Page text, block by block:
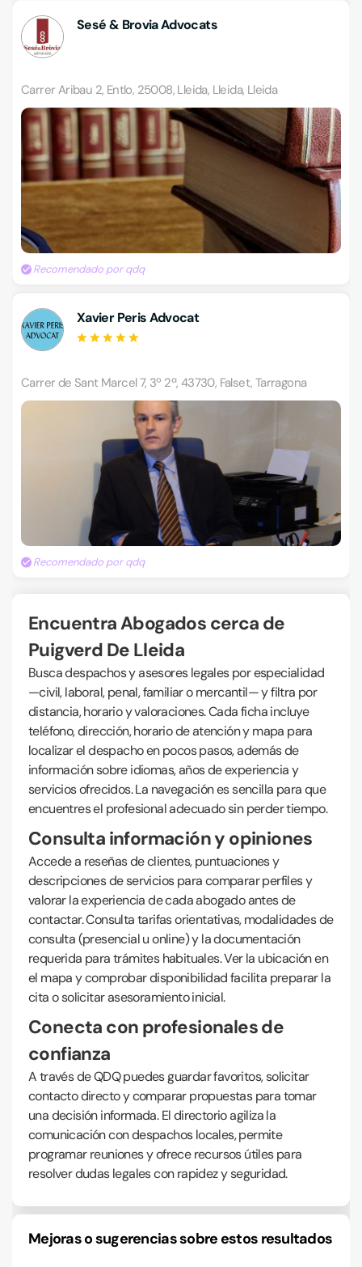
Sesé & Brovia Advocats
Carrer Aribau 2, Entlo, 25008, Lleida, Lleida, Lleida
Recomendado por qdq
Xavier Peris Advocat
Carrer de Sant Marcel 7, 3º 2ª, 43730, Falset, Tarragona
Recomendado por qdq
Encuentra Abogados cerca de
Puigverd De Lleida
Busca despachos y asesores legales por especialidad
—civil, laboral, penal, familiar o mercantil— y filtra por
distancia, horario y valoraciones. Cada ficha incluye
teléfono, dirección, horario de atención y mapa para
localizar el despacho en pocos pasos, además de
información sobre idiomas, años de experiencia y
servicios ofrecidos. La navegación es sencilla para que
encuentres el profesional adecuado sin perder tiempo.
Consulta información y opiniones
Accede a reseñas de clientes, puntuaciones y
descripciones de servicios para comparar perfiles y
valorar la experiencia de cada abogado antes de
contactar. Consulta tarifas orientativas, modalidades de
consulta (presencial u online) y la documentación
requerida para trámites habituales. Ver la ubicación en
el mapa y comprobar disponibilidad facilita preparar la
cita o solicitar asesoramiento inicial.
Conecta con profesionales de
confianza
A través de QDQ puedes guardar favoritos, solicitar
contacto directo y comparar propuestas para tomar
una decisión informada. El directorio agiliza la
comunicación con despachos locales, permite
programar reuniones y ofrece recursos útiles para
resolver dudas legales con rapidez y seguridad.
Mejoras o sugerencias sobre estos resultados